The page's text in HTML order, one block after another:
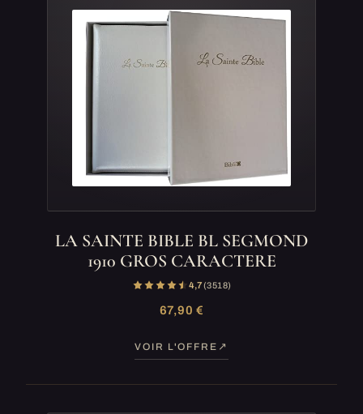
LA SAINTE BIBLE BL SEGMOND
1910 GROS CARACTERE
4,7(3 518)
67,90 €
VOIR L'OFFRE